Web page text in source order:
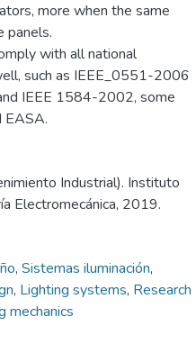
more when the same
panels.
with all national
such as IEEE_0551-2006
IEEE 1584-2002, some
EASA.
Industrial). Instituto
Electromecánica, 2019.
, Sistemas iluminación,
, Lighting systems, Research
mechanics